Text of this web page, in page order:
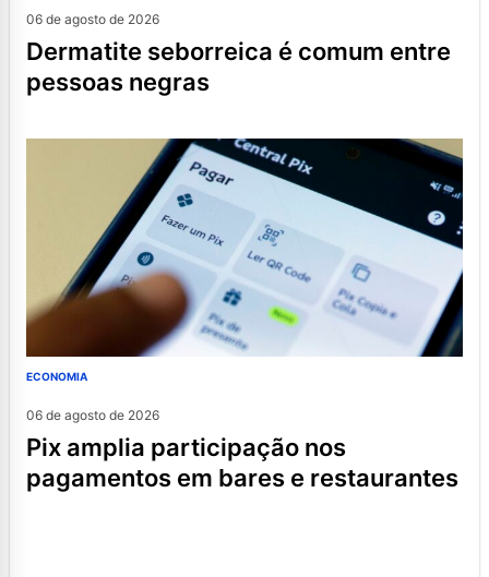
06 de agosto de 2026
dermatite seborreica é comum entre
pessoas negras
ECONOMIA
06 de agosto de 2026
pix amplia participação nos
pagamentos em bares e restaurantes